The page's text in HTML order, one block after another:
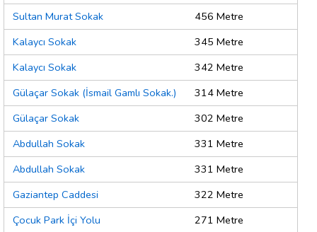
Sultan Murat Sokak
456 Metre
Kalaycı Sokak
345 Metre
Kalaycı Sokak
342 Metre
Gülaçar Sokak (İsmail Gamlı Sokak.)
314 Metre
Gülaçar Sokak
302 Metre
Abdullah Sokak
331 Metre
Abdullah Sokak
331 Metre
Gaziantep Caddesi
322 Metre
Çocuk Park İçi Yolu
271 Metre